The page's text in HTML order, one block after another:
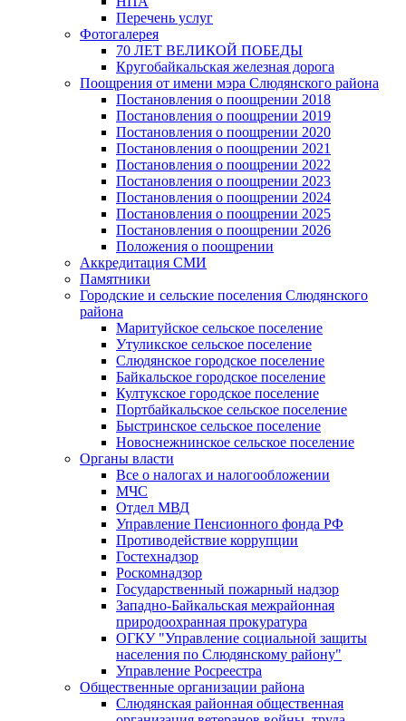
Перечень услуг
Фотогалерея
70 ЛЕТ ВЕЛИКОЙ ПОБЕДЫ
Кругобайкальская железная дорога
Поощрения от имени мэра Слюдянского района
Постановления о поощрении 2018
Постановления о поощрении 2019
Постановления о поощрении 2020
Постановления о поощрении 2021
Постановления о поощрении 2022
Постановления о поощрении 2023
Постановления о поощрении 2024
Постановления о поощрении 2025
Постановления о поощрении 2026
Положения о поощрении
Аккредитация СМИ
Памятники
Городские и сельские поселения Слюдянского
района
Маритуйское сельское поселение
Утуликское сельское поселение
Слюдянское городское поселение
Байкальское городское поселение
Култукское городское поселение
Портбайкальское сельское поселение
Быстринское сельское поселение
Новоснежнинское сельское поселение
Органы власти
Все о налогах и налогообложении
МЧС
Отдел МВД
Управление Пенсионного фонда РФ
Противодействие коррупции
Гостехнадзор
Роскомнадзор
Государственный пожарный надзор
Западно-Байкальская межрайонная
природоохранная прокуратура
ОГКУ "Управление социальной защиты
населения по Слюдянскому району"
Управление Росреестра
Общественные организации района
Слюдянская районная общественная